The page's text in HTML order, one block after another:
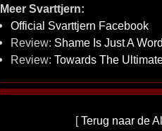
Meer Svarttjern:
Official Svarttjern Facebook
Review: Shame Is Just A Word
Review: Towards The
[Terug naar de